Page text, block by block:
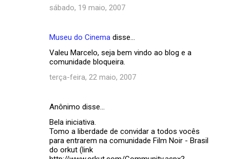
sábado, 19 maio, 2007
Museu do Cinema disse…
Valeu Marcelo, seja bem vindo ao blog e a
comunidade bloqueira.
terça-feira, 22 maio, 2007
Anônimo disse…
Bela iniciativa.
Tomo a liberdade de convidar a todos vocês
para entrarem na comunidade Film Noir - Brasil
do orkut (link